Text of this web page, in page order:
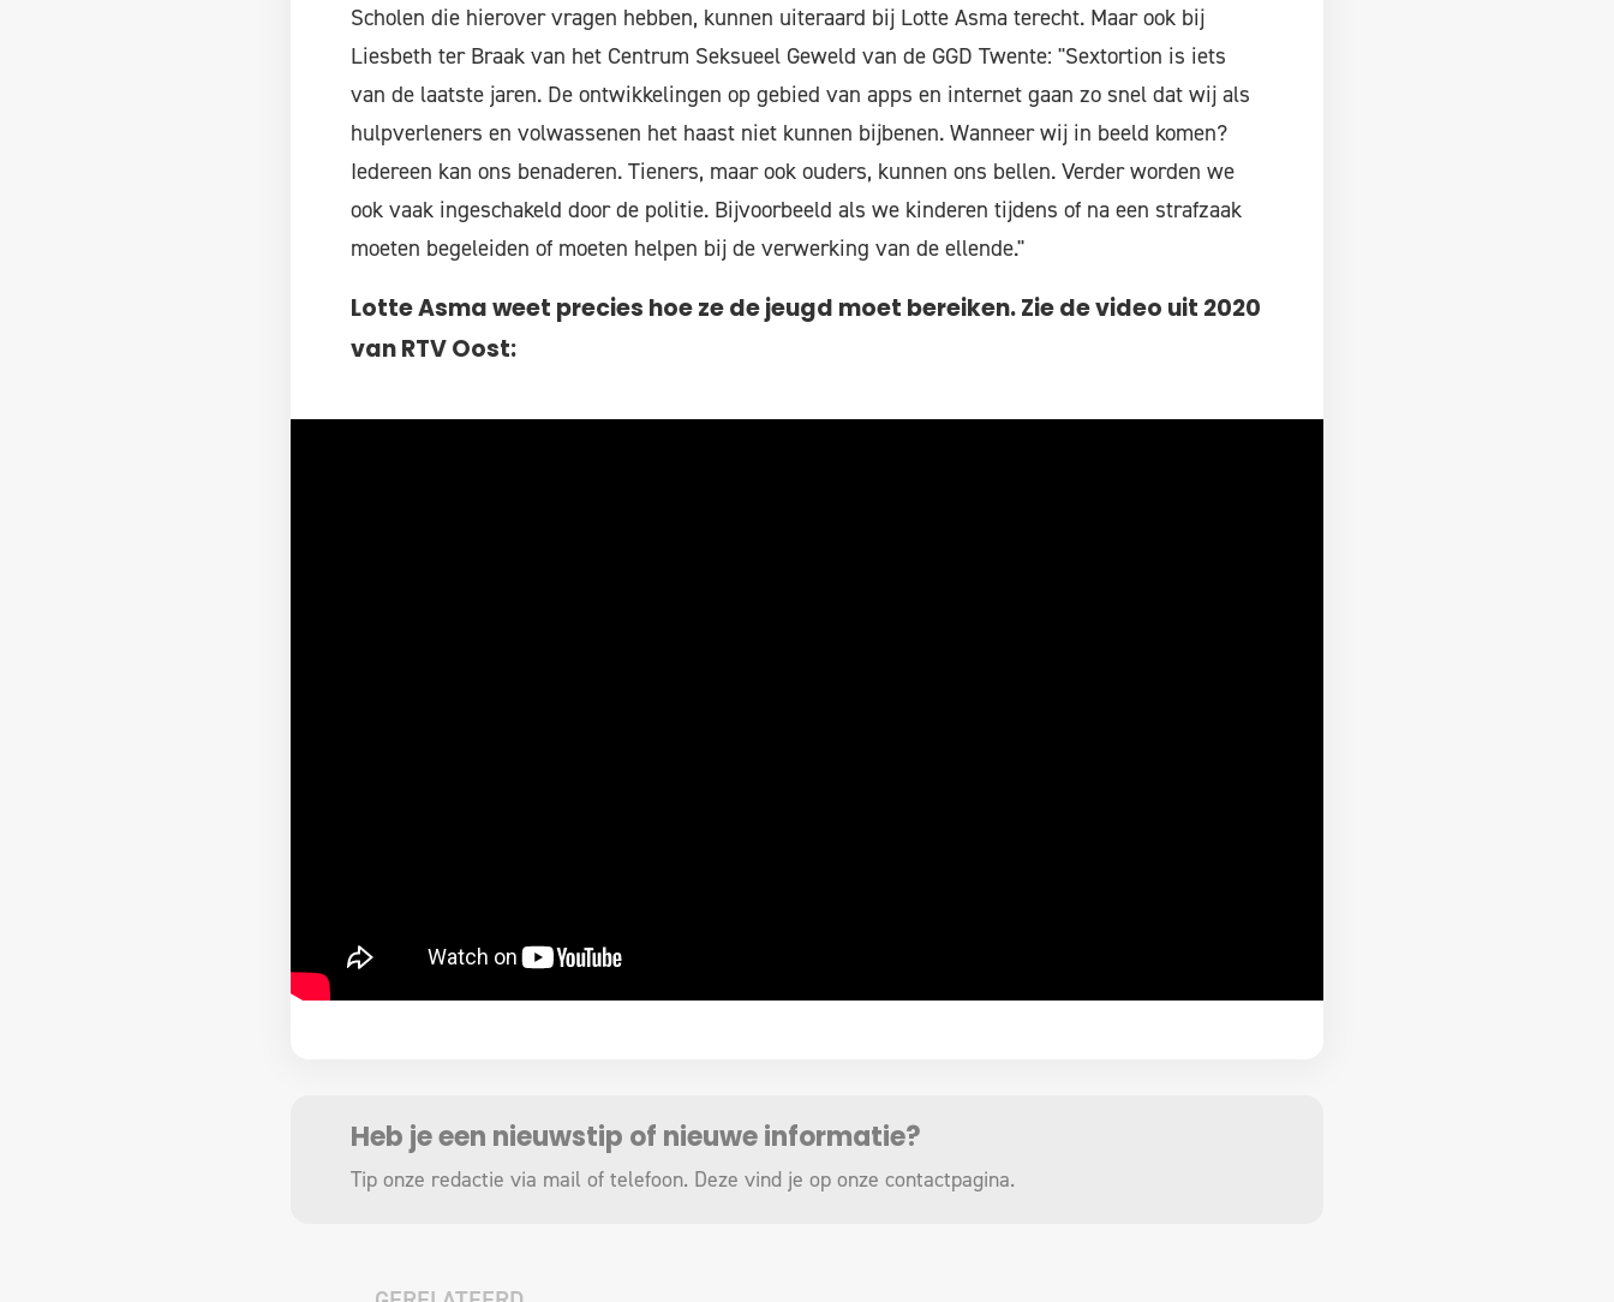
Scholen die hierover vragen hebben, kunnen uiteraard bij Lotte Asma terecht. Maar ook bij
Liesbeth ter Braak van het Centrum Seksueel Geweld van de GGD Twente: "Sextortion is iets
van de laatste jaren. De ontwikkelingen op gebied van apps en internet gaan zo snel dat wij als
hulpverleners en volwassenen het haast niet kunnen bijbenen. Wanneer wij in beeld komen?
Iedereen kan ons benaderen. Tieners, maar ook ouders, kunnen ons bellen. Verder worden we
ook vaak ingeschakeld door de politie. Bijvoorbeeld als we kinderen tijdens of na een strafzaak
moeten begeleiden of moeten helpen bij de verwerking van de ellende."
Lotte Asma weet precies hoe ze de jeugd moet bereiken. Zie de video uit 2020
van RTV Oost:
Heb je een nieuwstip of nieuwe informatie?
Tip onze redactie via mail of telefoon. Deze vind je op onze contactpagina.